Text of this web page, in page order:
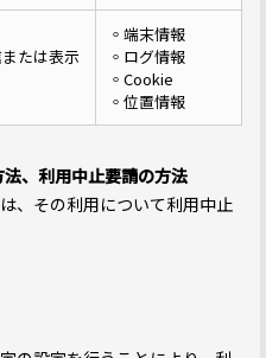
たは表示
◦端末情報
◦ログ情報
◦Cookie
◦位置情報
、利用中止要請の方法
、その利用について利用中止